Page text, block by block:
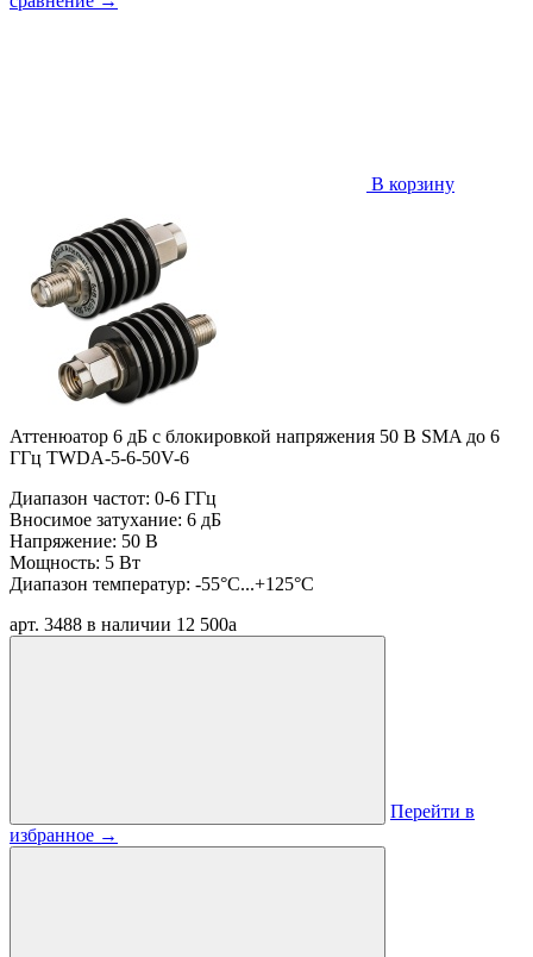
В корзину
Аттенюатор 6 дБ с блокировкой напряжения 50 В SMA до 6
ГГц TWDA-5-6-50V-6
Диапазон частот: 0-6 ГГц
Вносимое затухание: 6 дБ
Напряжение: 50 В
Мощность: 5 Вт
Диапазон температур: -55°C...+125°C
арт. 3488 в наличии 12 500a
Перейти в
избранное →